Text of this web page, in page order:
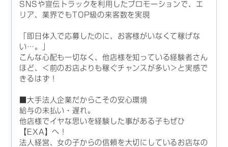
SNSや宣伝トラックを利用したプロモーションで、エ
リア、業界でもTOP級の来客数を実現
「即日体入で応募したのに、お客様がいなくて稼げな
い…。」
こんな心配も一切なく、他店様を知っている経験者さん
ほど、＜前のお店よりも稼ぐチャンスが多い＞と実感で
きるはず！
■大手法人企業だからこその安心環境
給与の未払い・遅れ。
他店様でイヤな思いを経験した事がある子もぜひ
【EXA】へ！
法人経営、女の子からの信頼を大切にしているお店なの